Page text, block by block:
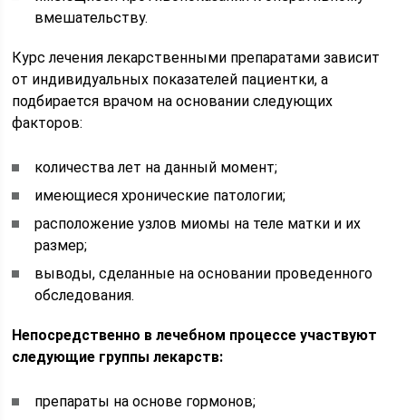
вмешательству.
Курс лечения лекарственными препаратами зависит
от индивидуальных показателей пациентки, а
подбирается врачом на основании следующих
факторов:
количества лет на данный момент;
имеющиеся хронические патологии;
расположение узлов миомы на теле матки и их
размер;
выводы, сделанные на основании проведенного
обследования.
Непосредственно в лечебном процессе участвуют
следующие группы лекарств:
препараты на основе гормонов;